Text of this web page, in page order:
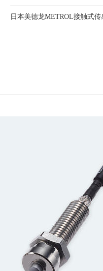
日本美德龙METROL接触式传